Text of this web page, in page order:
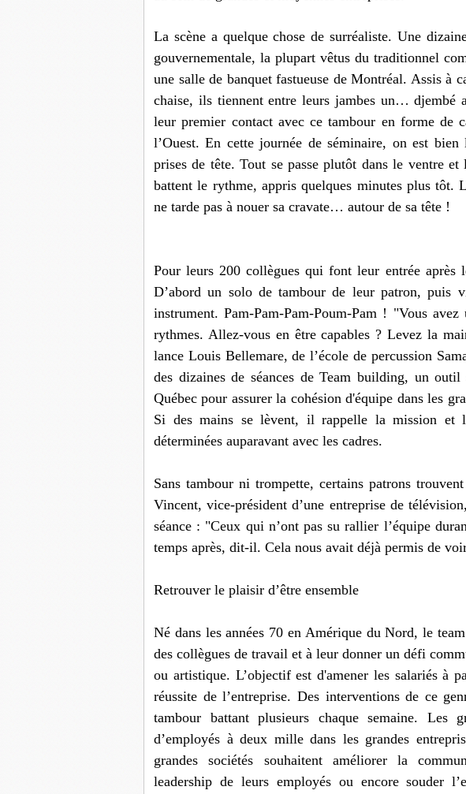
La scène a quelque chose de surréaliste. Une
gouvernementale, la plupart vêtus du traditionnel
une salle de banquet fastueuse de Montréal. Assis à
chaise, ils tiennent entre leurs jambes un… djembé
leur premier contact avec ce tambour en forme de
l’Ouest. En cette journée de séminaire, on est
prises de tête. Tout se passe plutôt dans le ventre et
battent le rythme, appris quelques minutes plus tôt.
ne tarde pas à nouer sa cravate… autour de sa tête !
Pour leurs 200 collègues qui font leur entrée après
D’abord un solo de tambour de leur patron, puis
instrument. Pam-Pam-Pam-Poum-Pam ! "Vous
rythmes. Allez-vous en être capables ? Levez la
lance Louis Bellemare, de l’école de percussion
des dizaines de séances de Team building, un
Québec pour assurer la cohésion d'équipe dans les
Si des mains se lèvent, il rappelle la mission et
déterminées auparavant avec les cadres.
Sans tambour ni trompette, certains patrons
Vincent, vice-président d’une entreprise de
séance : "Ceux qui n’ont pas su rallier l’équipe
temps après, dit-il. Cela nous avait déjà permis de
Retrouver le plaisir d’être ensemble
Né dans les années 70 en Amérique du Nord, le
des collègues de travail et à leur donner un défi
ou artistique. L’objectif est d'amener les salariés à
réussite de l’entreprise. Des interventions de ce
tambour battant plusieurs chaque semaine. Les
d’employés à deux mille dans les grandes
grandes sociétés souhaitent améliorer la
leadership de leurs employés ou encore souder